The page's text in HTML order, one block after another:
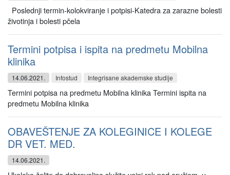
Poslednji termin-kolokviranje i potpisi-Katedra za zarazne bolesti
životinja i bolesti pčela
Termini potpisa i ispita na predmetu Mobilna
klinika
14.06.2021. Infostud Integrisane akademske studije
Termini potpisa na predmetu Mobilna klinika Termini ispita na
predmetu Mobilna klinika
OBAVEŠTENJE ZA KOLEGINICE I KOLEGE
DR VET. MED.
14.06.2021.